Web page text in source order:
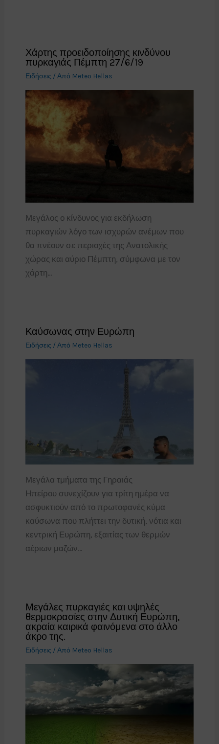
Χάρτης προειδοποίησης κινδύνου
πυρκαγιάς Πέμπτη 27/6/19
Ειδήσεις / Από Meteo Hellas
Μεγάλος ο κίνδυνος για εκδήλωση
πυρκαγιών λόγο των ισχυρών ανέμων που
θα πνέουν σε περιοχές της Ανατολικής
χώρας και αύριο Πέμπτη, σύμφωνα με τον
χάρτη…
Καύσωνας στην Ευρώπη
Ειδήσεις / Από Meteo Hellas
Μεγάλα τμήματα της Γηραιάς
Ηπείρου συνεχίζουν για τρίτη ημέρα να
ασφυκτιούν από το πρωτοφανές κύμα
καύσωνα που πλήττει την δυτική, νότια και
κεντρική Ευρώπη, εξαιτίας των θερμών
αέριων μαζών…
Μεγάλες πυρκαγιές και υψηλές
θερμοκρασίες στην Δυτική Ευρώπη,
ακραία καιρικά φαινόμενα στο άλλο
άκρο της.
Ειδήσεις / Από Meteo Hellas